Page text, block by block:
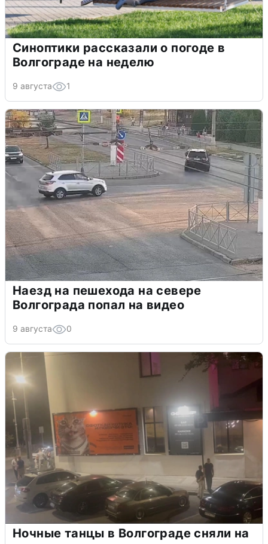
Синоптики рассказали о погоде в
Волгограде на неделю
9 августа 1
Наезд на пешехода на севере
Волгограда попал на видео
9 августа 0
Ночные танцы в Волгограде сняли на